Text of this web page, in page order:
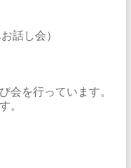
話し会）
会を行っています。
。